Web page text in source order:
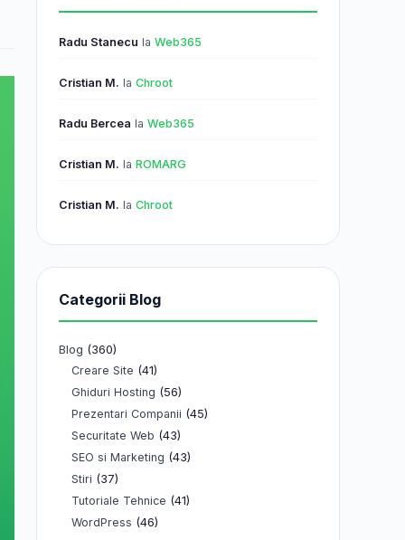
Radu Stanecu la Web365
Cristian M. la Chroot
Radu Bercea la Web365
Cristian M. la ROMARG
Cristian M. la Chroot
Categorii Blog
Blog (360)
Creare Site (41)
Ghiduri Hosting (56)
Prezentari Companii (45)
Securitate Web (43)
SEO si Marketing (43)
Stiri (37)
Tutoriale Tehnice (41)
WordPress (46)